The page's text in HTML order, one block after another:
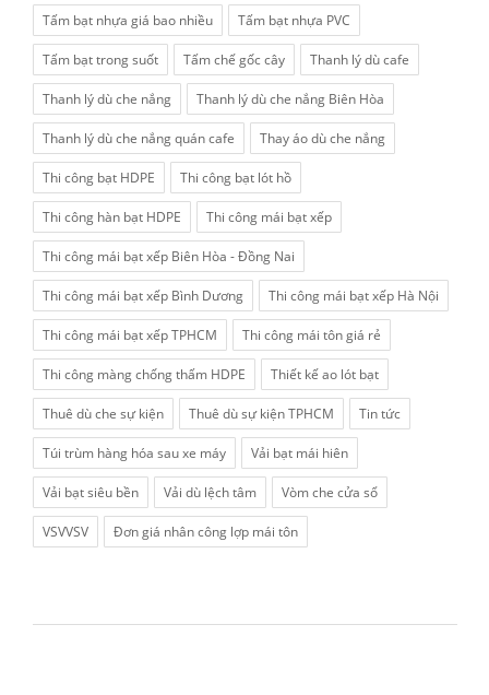
Tấm bạt nhựa giá bao nhiều Tấm bạt nhựa PVC
Tấm bạt trong suốt Tấm chế gốc cây Thanh lý dù cafe
Thanh lý dù che nắng Thanh lý dù che nắng Biên Hòa
Thanh lý dù che nắng quán cafe Thay áo dù che nắng
Thi công bạt HDPE Thi công bạt lót hồ
Thi công hàn bạt HDPE Thi công mái bạt xếp
Thi công mái bạt xếp Biên Hòa - Đồng Nai
Thi công mái bạt xếp Bình Dương Thi công mái bạt xếp Hà Nội
Thi công mái bạt xếp TPHCM Thi công mái tôn giá rẻ
Thi công màng chống thấm HDPE Thiết kế ao lót bạt
Thuê dù che sự kiện Thuê dù sự kiện TPHCM Tin tức
Túi trùm hàng hóa sau xe máy Vải bạt mái hiên
Vải bạt siêu bền Vải dù lệch tâm Vòm che cửa sổ
VSVVSV Đơn giá nhân công lợp mái tôn